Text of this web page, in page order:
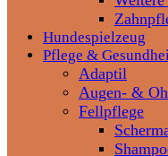
Hundespielzeug
Pflege &
Adaptil
Augen- &
Fellpflege